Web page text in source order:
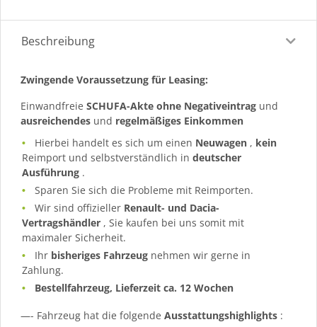
Beschreibung
Zwingende Voraussetzung für Leasing:
Einwandfreie SCHUFA-Akte ohne Negativeintrag und
ausreichendes und regelmäßiges Einkommen
Hierbei handelt es sich um einen Neuwagen , kein
Reimport und selbstverständlich in deutscher
Ausführung .
Sparen Sie sich die Probleme mit Reimporten.
Wir sind offizieller Renault- und Dacia-
Vertragshändler , Sie kaufen bei uns somit mit
maximaler Sicherheit.
Ihr bisheriges Fahrzeug nehmen wir gerne in
Zahlung.
Bestellfahrzeug, Lieferzeit ca. 12 Wochen
—- Fahrzeug hat die folgende Ausstattungshighlights :